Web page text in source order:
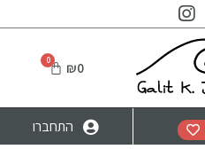
₪0
התחברו